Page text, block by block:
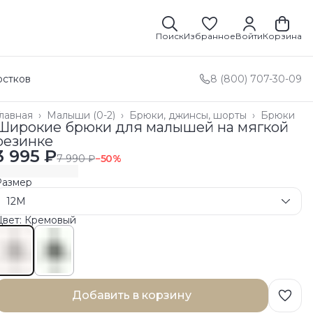
ПоискИзбранноеВойтиКорзина
8 (800) 707-30-09
Брюки
Брюки, джинсы, шорты ›
Малыши (0-2) ›
›
брюки для малышей на мягкой
995 ₽7 990 ₽−50%
12M
Кремовый
Добавить в корзину